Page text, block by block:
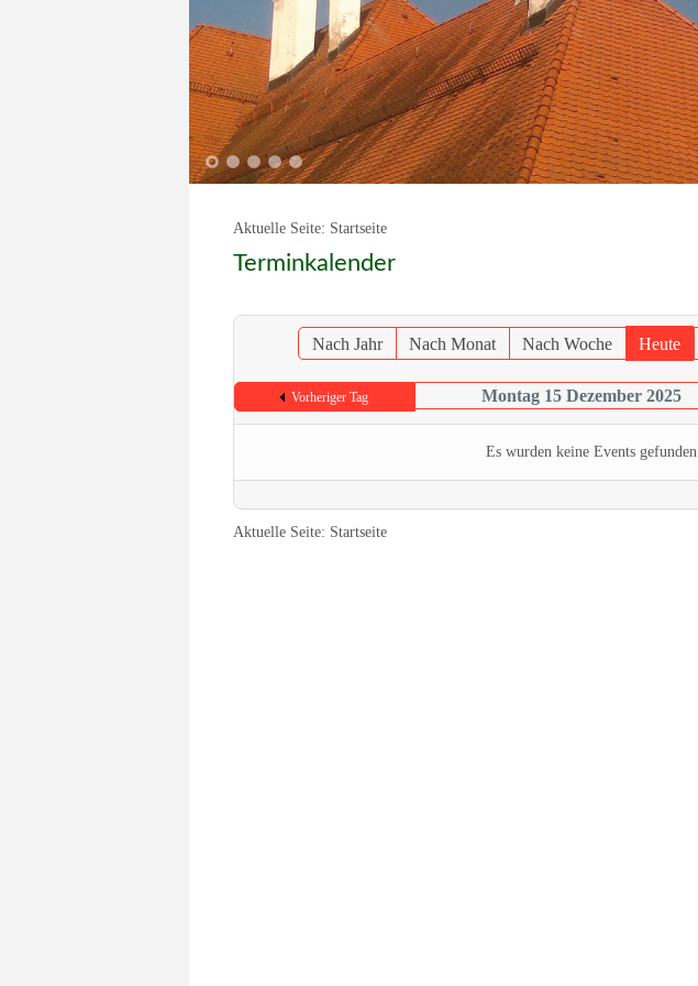
1 2 3 4 5
Aktuelle Seite: Startseite
Terminkalender
Nach Jahr Nach Monat Nach Woche Heute
Vorheriger Tag Montag 15 Dezember 2025
Es wurden keine Events gefunden
Aktuelle Seite: Startseite